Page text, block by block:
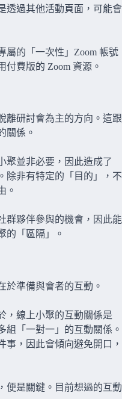
透過其他活動頁面，可能會
屬的「一次性」Zoom 帳號
費版的 Zoom 資源。
離研討會為主的方向。這跟
關係。
聚並非必要，因此造成了
除非有特定的「目的」，不
。
群夥伴參與的機會，因此能
的「區隔」。
於準備與會者的互動。
，線上小聚的互動關係是
組「一對一」的互動關係。
事，因此會傾向避免開口，
便是關鍵。目前想過的互動